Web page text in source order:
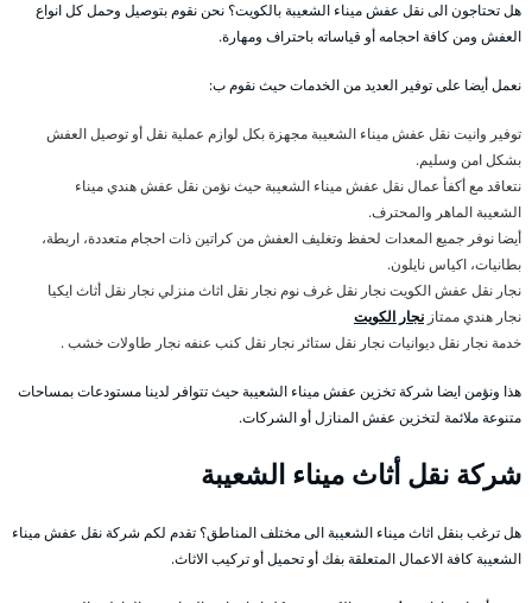
هل تحتاجون الى نقل عفش ميناء الشعيبة بالكويت؟ نحن نقوم بتوصيل وحمل كل انواع
العفش ومن كافة احجامه أو قياساته باحتراف ومهارة.
نعمل أيضا على توفير العديد من الخدمات حيث نقوم ب:
توفير وانيت نقل عفش ميناء الشعيبة مجهزة بكل لوازم عملية نقل أو توصيل العفش
بشكل امن وسليم.
نتعاقد مع أكفأ عمال نقل عفش ميناء الشعيبة حيث نؤمن نقل عفش هندي ميناء
الشعيبة الماهر والمحترف.
أيضا نوفر جميع المعدات لحفظ وتغليف العفش من كراتين ذات احجام متعددة، اربطة،
بطانيات، اكياس نايلون.
نجار نقل عفش الكويت نجار نقل غرف نوم نجار نقل اثاث منزلي نجار نقل أثاث ايكيا
نجار هندي ممتاز نجار الكويت
خدمة نجار نقل ديوانيات نجار نقل ستائر نجار نقل كنب عنفه نجار طاولات خشب .
هذا ونؤمن ايضا شركة تخزين عفش ميناء الشعيبة حيث تتوافر لدينا مستودعات بمساحات
متنوعة ملائمة لتخزين عفش المنازل أو الشركات.
شركة نقل أثاث ميناء الشعيبة
هل ترغب بنقل اثاث ميناء الشعيبة الى مختلف المناطق؟ تقدم لكم شركة نقل عفش ميناء
الشعيبة كافة الاعمال المتعلقة بفك أو تحميل أو تركيب الاثاث.